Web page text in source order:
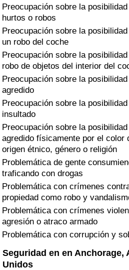
Preocupación sobre la
hurtos o robos
Preocupación sobre la
un robo del coche
Preocupación sobre la
robo de objetos del interior del
Preocupación sobre la
agredido
Preocupación sobre la
insultado
Preocupación sobre la
agredido físicamente por el color
origen étnico, género o religión
Problemática de gente
traficando con drogas
Problemática con crímenes
propiedad como robo y
Problemática con crímenes
agresión o atraco armado
Problemática con corrupción y
Seguridad en en Anchorage,
Unidos
Sanidad
Índice de Sanidad (Actual)
Índice de Sanidad
Índice de Sanidad por País
Contaminación
Índice de Contaminación
Índice de contaminación
Índice de Contaminación por
Tráfico
Índice de Tráfico
Índice de Tráfico (Actual)